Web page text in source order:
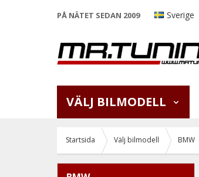
PÅ NÄTET SEDAN 2009 Sverige
VÄLJ BILMODELL
Startsida Välj bilmodell BMW